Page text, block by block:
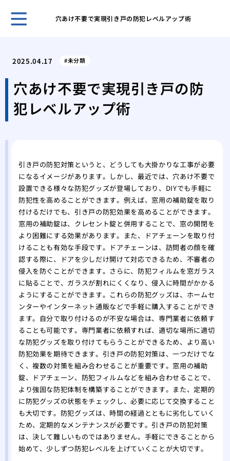
穴あけ不要で実現引き戸の防犯レベルアップ術
ア
鳩
践
2025.04.17 未分類
穴あけ不要で実現引き戸の防
犯レベルアップ術
引き戸の防犯対策というと、どうしても大掛かりな工事が必要
になるイメージがあります。しかし、最近では、穴あけ不要で
設置できる様々な防犯グッズが登場しており、DIYでも手軽に
防犯性を高めることができます。例えば、窓用の補助錠を取り
付けるだけでも、引き戸の防犯効果を高めることができます。
窓用の補助錠は、クレセント錠と併用することで、窓の開閉を
より困難にする効果があります。また、ドアチェーンを取り付
けることも有効な手段です。ドアチェーンは、訪問者の顔を確
認する際に、ドアを少しだけ開けて対応できるため、不審者の
侵入を防ぐことができます。さらに、防犯フィルムを窓ガラス
に貼ることで、ガラスが割れにくくなり、侵入に時間がかかる
ようにすることができます。これらの防犯グッズは、ホームセ
ンターやインターネット通販などで手軽に購入することができ
ます。自分で取り付けるのが不安な場合は、専門業者に依頼す
ることも可能です。専門業者に依頼すれば、適切な場所に適切
な防犯グッズを取り付けてもらうことができるため、より高い
防犯効果を期待できます。引き戸の防犯対策は、一つだけでな
く、複数の対策を組み合わせることが重要です。窓用の補助
錠、ドアチェーン、防犯フィルムなどを組み合わせることで、
より強固な防犯体制を構築することができます。また、定期的
に防犯グッズの状態をチェックし、必要に応じて交換すること
も大切です。防犯グッズは、時間の経過とともに劣化していく
ため、定期的なメンテナンスが必要です。引き戸の防犯対策
は、決して難しいものではありません。手軽にできることから
始めて、少しずつ防犯レベルを上げていくことが大切です。